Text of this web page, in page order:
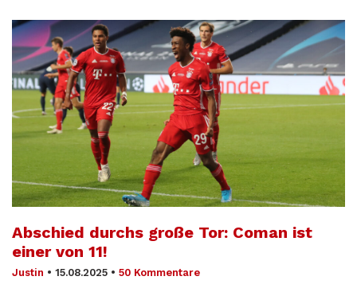
Abschied durchs große Tor: Coman ist
einer von 11!
Justin • 15.08.2025 • 50 Kommentare